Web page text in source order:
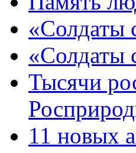
«Солдаты
«Солдаты
Тысячи
11 новых